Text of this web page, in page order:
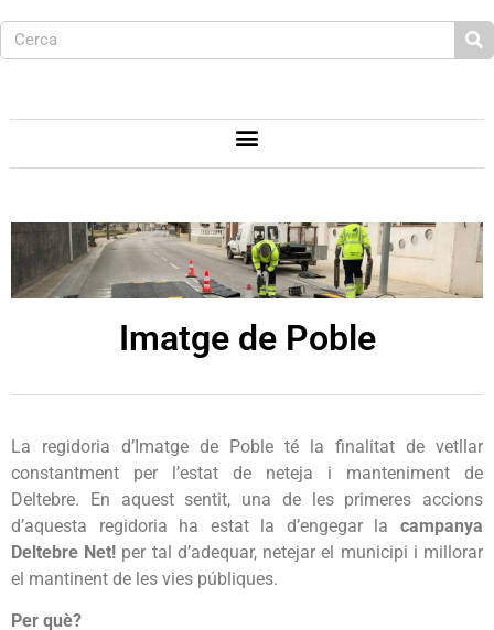
Imatge de Poble
La regidoria d’Imatge de Poble té la finalitat de vetllar
constantment per l’estat de neteja i manteniment de
Deltebre. En aquest sentit, una de les primeres accions
d’aquesta regidoria ha estat la d’engegar la campanya
Deltebre Net! per tal d’adequar, netejar el municipi i millorar
el mantinent de les vies públiques.
Per què?